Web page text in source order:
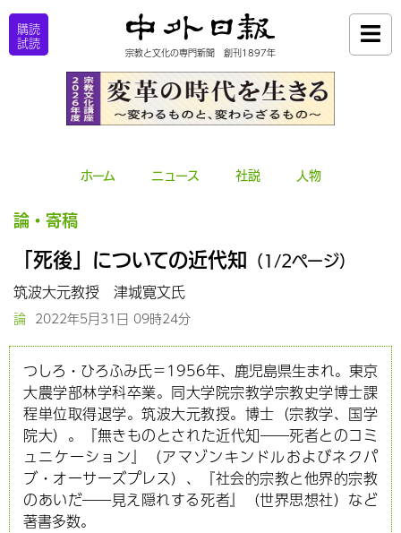
購読
試読
宗教と文化の専門新聞 創刊1897年
ホーム ニュース 社説 人物
論・寄稿
「死後」についての近代知 （1/2ページ）
筑波大元教授 津城寛文氏
論 2022年5月31日 09時24分
つしろ・ひろふみ氏＝1956年、鹿児島県生まれ。東京
大農学部林学科卒業。同大学院宗教学宗教史学博士課
程単位取得退学。筑波大元教授。博士（宗教学、国学
院大）。『無きものとされた近代知――死者とのコミ
ュニケーション』（アマゾンキンドルおよびネクパ
ブ・オーサーズプレス）、『社会的宗教と他界的宗教
のあいだ――見え隠れする死者』（世界思想社）など
著書多数。